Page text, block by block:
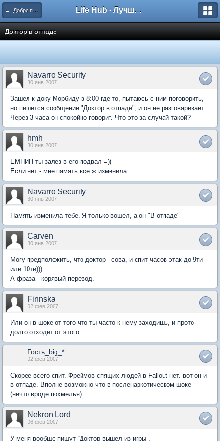
← Добро пожаловать в Пустошь Life Hub - Лучшие компьютерные игры мира
Доктор в отпаде
Navarro Security
30 янв 2007
Зашел к доку Морбиду в 8:00 где-то, пытаюсь с ним поговорить,
но пишется сообщение "Доктор в отпаде", и он не разговаривает.
Через 3 часа он спокойно говорит. Что это за случай такой?
hmh
30 янв 2007
ЕМНИП ты залез в его подвал =))
Если нет - мне память все ж изменила...
Navarro Security
30 янв 2007
Память изменила тебе. Я только вошел, а он "В отпаде"
Carven
30 янв 2007
Могу предположить, что доктор - сова, и спит часов этак до 9ти
или 10ти)))
А фраза - корявый перевод.
Finnska
02 фев 2007
Или он в шоке от того что ты часто к нему заходишь, и прото
долго отходит от этого.
Гость_big_*
02 фев 2007
Скорее всего спит. Фреймов спящих людей в Fallout нет, вот он и
в отпаде. Вполне возможно что в посленаркотическом шоке
(нечто вроде похмелья).
Nekron Lord
06 фев 2007
У меня вообще пишут “Доктор вышел из игры”.